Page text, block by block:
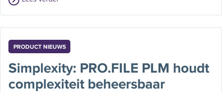
PRODUCT NIEUWS
Simplexity: PRO.FILE PLM houdt
complexiteit beheersbaar